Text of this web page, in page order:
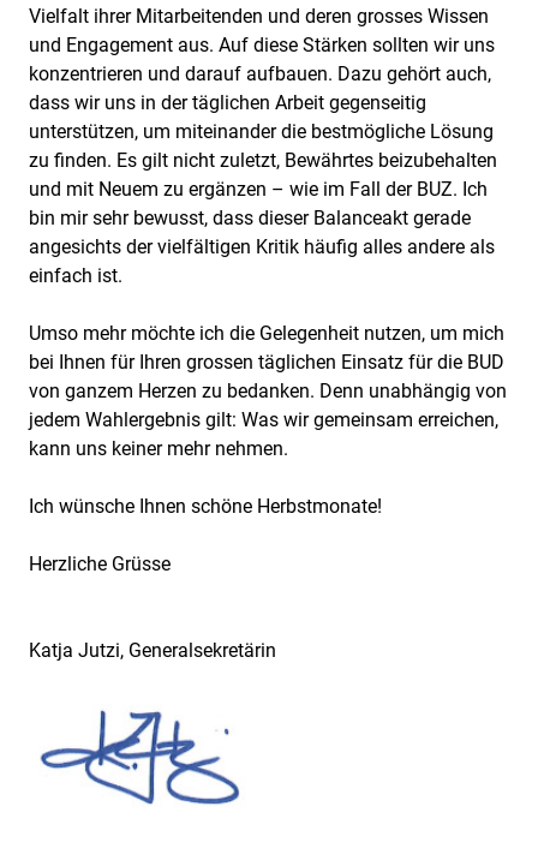
Vielfalt ihrer Mitarbeitenden und deren grosses Wissen
und Engagement aus. Auf diese Stärken sollten wir uns
konzentrieren und darauf aufbauen. Dazu gehört auch,
dass wir uns in der täglichen Arbeit gegenseitig
unterstützen, um miteinander die bestmögliche Lösung
zu finden. Es gilt nicht zuletzt, Bewährtes beizubehalten
und mit Neuem zu ergänzen – wie im Fall der BUZ. Ich
bin mir sehr bewusst, dass dieser Balanceakt gerade
angesichts der vielfältigen Kritik häufig alles andere als
einfach ist.
Umso mehr möchte ich die Gelegenheit nutzen, um mich
bei Ihnen für Ihren grossen täglichen Einsatz für die BUD
von ganzem Herzen zu bedanken. Denn unabhängig von
jedem Wahlergebnis gilt: Was wir gemeinsam erreichen,
kann uns keiner mehr nehmen.
Ich wünsche Ihnen schöne Herbstmonate!
Herzliche Grüsse
Katja Jutzi, Generalsekretärin